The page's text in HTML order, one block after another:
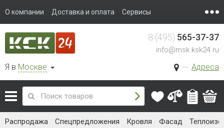
О компании Доставка и оплата Сервисы
Я в Москве Адреса
8 (495) 565-37-37
info@msk.ksk24.ru
Распродажа Спецпредложения Кровля Фасад